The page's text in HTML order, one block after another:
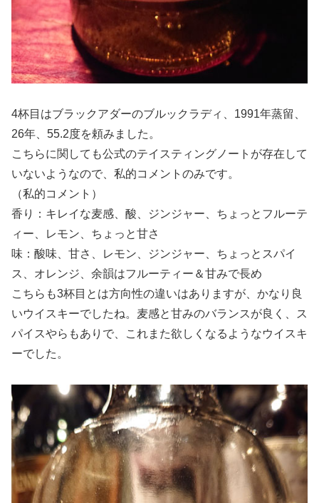
4杯目はブラックアダーのブルックラディ、1991年蒸留、
26年、55.2度を頼みました。
こちらに関しても公式のテイスティングノートが存在して
いないようなので、私的コメントのみです。
（私的コメント）
香り：キレイな麦感、酸、ジンジャー、ちょっとフルーテ
ィー、レモン、ちょっと甘さ
味：酸味、甘さ、レモン、ジンジャー、ちょっとスパイ
ス、オレンジ、余韻はフルーティー＆甘みで長め
こちらも3杯目とは方向性の違いはありますが、かなり良
いウイスキーでしたね。麦感と甘みのバランスが良く、ス
パイスやらもありで、これまた欲しくなるようなウイスキ
ーでした。